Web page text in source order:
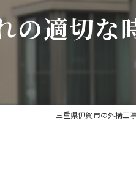
リフォーム
エクステリア
の適切な
三重県伊賀市の外構工